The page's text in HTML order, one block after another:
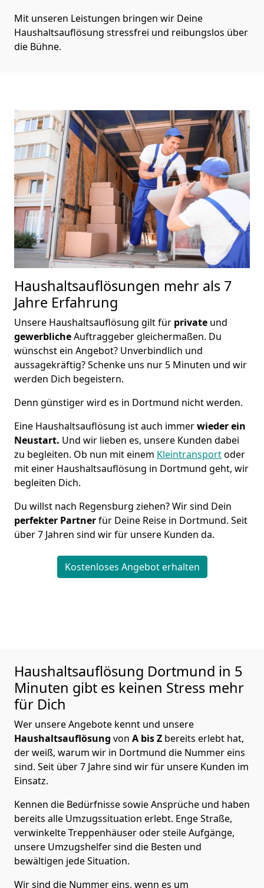
Mit unseren Leistungen bringen wir Deine
Haushaltsauflösung stressfrei und reibungslos über
die Bühne.
Haushaltsauflösungen mehr als 7
Jahre Erfahrung
Unsere Haushaltsauflösung gilt für private und
gewerblicheAuftraggeber gleichermaßen. Du
wünschst ein Angebot? Unverbindlich und
aussagekräftig? Schenke uns nur 5 Minuten und wir
werden Dich begeistern.
Denn günstiger wird es in Dortmund nicht werden.
Eine Haushaltsauflösung ist auch immerwieder ein
Neustart. Und wir lieben es, unsere Kunden dabei
zu begleiten. Ob nun mit einem Kleintransportoder
mit einer Haushaltsauflösung in Dortmund geht, wir
begleiten Dich.
Du willst nach Regensburg ziehen? Wir sind Dein
perfekter Partnerfür Deine Reise in Dortmund. Seit
über 7 Jahren sind wir für unsere Kunden da.
Kostenloses Angebot erhalten
Haushaltsauflösung Dortmund in 5
Minuten gibt es keinen Stress mehr
für Dich
Wer unsere Angebote kennt und unsere
Haushaltsauflösung von A bis Z bereits erlebt hat,
der weiß, warum wir in Dortmund die Nummer eins
sind. Seit über 7 Jahre sind wir für unsere Kunden im
Einsatz.
Kennen die Bedürfnisse sowie Ansprüche und haben
bereits alle Umzugssituation erlebt. Enge Straße,
verwinkelte Treppenhäuser oder steile Aufgänge,
unsere Umzugshelfer sind die Besten und
bewältigen jede Situation.
Wir sind die Nummer eins, wenn es um